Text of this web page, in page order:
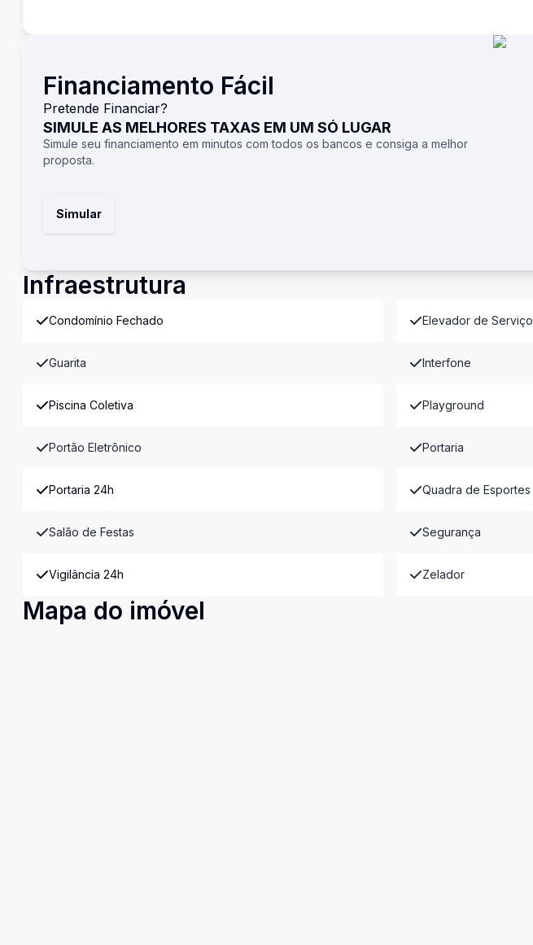
Financiamento Fácil
Pretende Financiar?
SIMULE AS MELHORES TAXAS EM UM SÓ LUGAR
Simule seu financiamento em minutos com todos os bancos e consiga a melhor
proposta.
Simular
Infraestrutura
Condomínio Fechado Elevador de Serviço
Guarita Interfone
Piscina Coletiva Playground
Portão Eletrônico Portaria
Portaria 24h Quadra de Esportes
Salão de Festas Segurança
Vigilância 24h Zelador
Mapa do imóvel